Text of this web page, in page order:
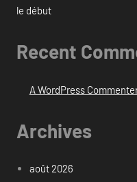
le début
Recent
A WordPress
Archives
août 2026